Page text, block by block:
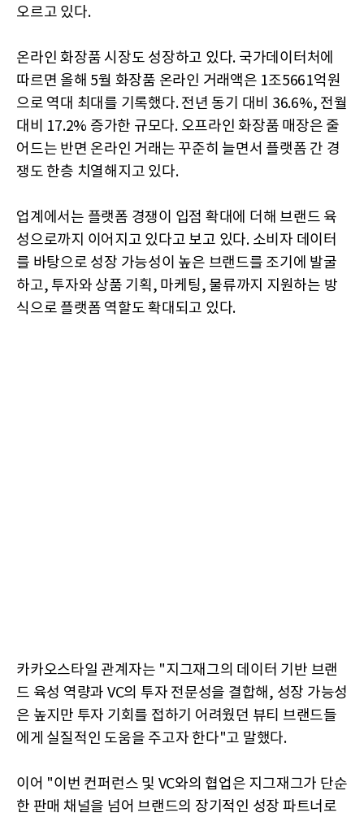
오르고 있다.
온라인 화장품 시장도 성장하고 있다. 국가데이터처에
따르면 올해 5월 화장품 온라인 거래액은 1조5661억원
으로 역대 최대를 기록했다. 전년 동기 대비 36.6%, 전월
대비 17.2% 증가한 규모다. 오프라인 화장품 매장은 줄
어드는 반면 온라인 거래는 꾸준히 늘면서 플랫폼 간 경
쟁도 한층 치열해지고 있다.
업계에서는 플랫폼 경쟁이 입점 확대에 더해 브랜드 육
성으로까지 이어지고 있다고 보고 있다. 소비자 데이터
를 바탕으로 성장 가능성이 높은 브랜드를 조기에 발굴
하고, 투자와 상품 기획, 마케팅, 물류까지 지원하는 방
식으로 플랫폼 역할도 확대되고 있다.
카카오스타일 관계자는 "지그재그의 데이터 기반 브랜
드 육성 역량과 VC의 투자 전문성을 결합해, 성장 가능성
은 높지만 투자 기회를 접하기 어려웠던 뷰티 브랜드들
에게 실질적인 도움을 주고자 한다"고 말했다.
이어 "이번 컨퍼런스 및 VC와의 협업은 지그재그가 단순
한 판매 채널을 넘어 브랜드의 장기적인 성장 파트너로